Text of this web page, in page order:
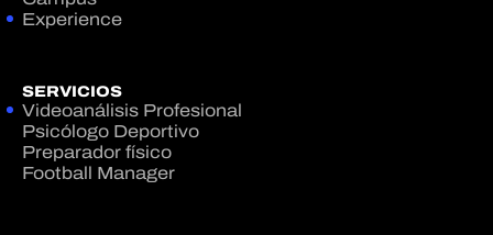
Experience
SERVICIOS
Videoanálisis Profesional
Psicólogo Deportivo
Preparador físico
Football Manager